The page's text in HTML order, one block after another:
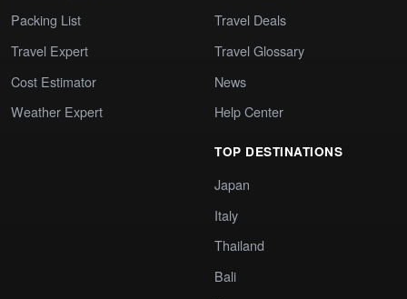
Packing List
Travel Expert
Cost Estimator
Weather Expert
Travel Deals
Travel Glossary
News
Help Center
TOP DESTINATIONS
Japan
Italy
Thailand
Bali